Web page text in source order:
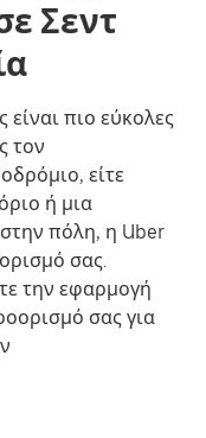
Σεντ
είναι πιο εύκολες
τον
είτε
ή μια
πόλη, η Uber
σας.
την εφαρμογή
σας για